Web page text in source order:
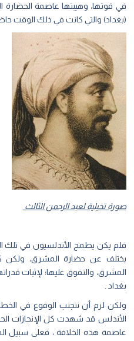
في قوتها، وهيبتها عاصمة الحضارة
(بغداد) والتي كانت في ذلك الوقت
صورة تخيلية لعبد الرحمن الثالث
فلم يكن يطمح الأندلسيون في تلك
يختلف عن حضارة المشرق، ولكن
المشرق، والتفوق عليها؛ لإثبات
بغداد .
ولكن لزم أن نتجنب الوقوع في الخطأ
الأندلس قد شهدت كل الإنجازات
عاصمة هذه الخلافة ، فعلى سبيل